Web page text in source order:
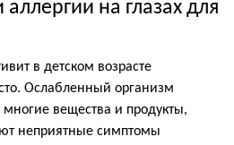
на глазах для
в детском возрасте
Ослабленный организм
вещества и продукты,
неприятные симптомы